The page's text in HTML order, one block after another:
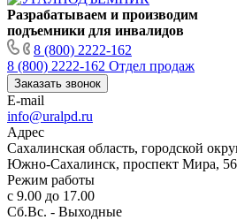
Разрабатываем и производим
подъемники для инвалидов
8 (800) 2222-162
8 (800) 2222-162 Отдел продаж
Заказать звонок
E-mail
info@uralpd.ru
Адрес
Сахалинская область, городской
Южно-Сахалинск, проспект Мира,
Режим работы
с 9.00 до 17.00
Сб.Вс. - Выходные